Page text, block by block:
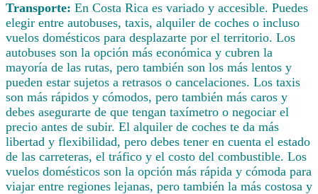
Transporte: En Costa Rica es variado y accesible. Puedes
elegir entre autobuses, taxis, alquiler de coches o incluso
vuelos domésticos para desplazarte por el territorio. Los
autobuses son la opción más económica y cubren la
mayoría de las rutas, pero también son los más lentos y
pueden estar sujetos a retrasos o cancelaciones. Los taxis
son más rápidos y cómodos, pero también más caros y
debes asegurarte de que tengan taxímetro o negociar el
precio antes de subir. El alquiler de coches te da más
libertad y flexibilidad, pero debes tener en cuenta el estado
de las carreteras, el tráfico y el costo del combustible. Los
vuelos domésticos son la opción más rápida y cómoda para
viajar entre regiones lejanas, pero también la más costosa y